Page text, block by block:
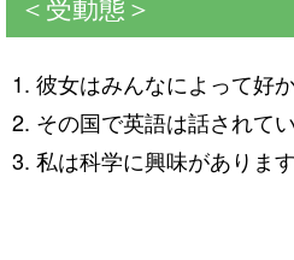
彼女はみんなによって好か
その国で英語は話されて
私は科学に興味があります